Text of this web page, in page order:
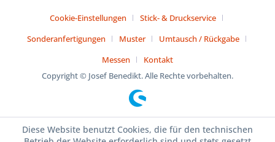
Cookie-Einstellungen
Stick- & Druckservice
Sonderanfertigungen
Muster
Umtausch / Rückgabe
Messen
Kontakt
Copyright © Josef Benedikt. Alle Rechte vorbehalten.
Diese Website benutzt Cookies, die für den technischen